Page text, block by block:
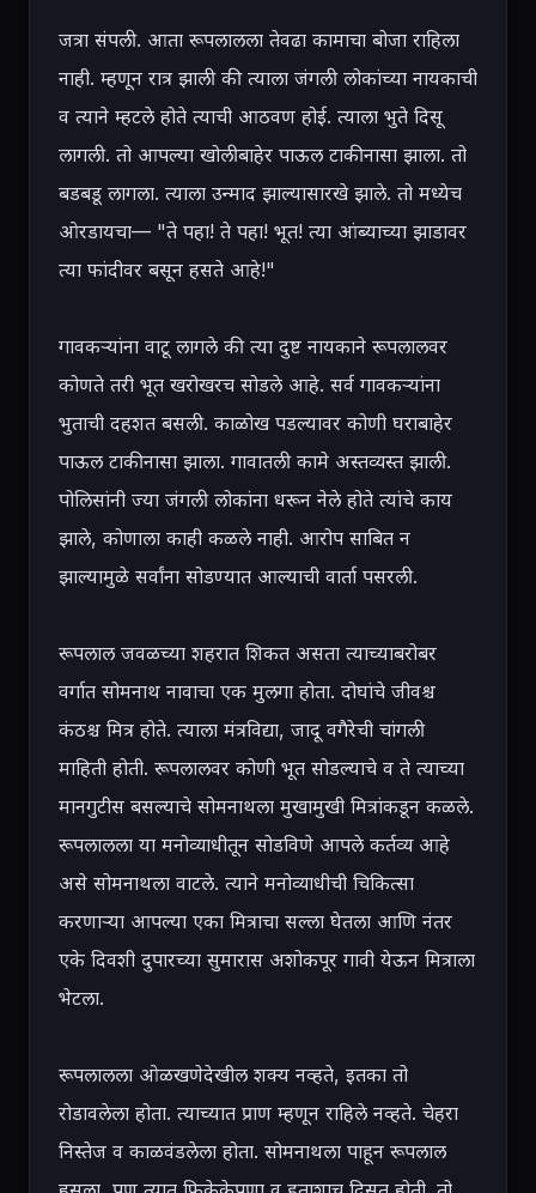
जत्रा संपली. आता रूपलालला तेवढा कामाचा बोजा राहिला
नाही. म्हणून रात्र झाली की त्याला जंगली लोकांच्या नायकाची
व त्याने म्हटले होते त्याची आठवण होई. त्याला भुते दिसू
लागली. तो आपल्या खोलीबाहेर पाऊल टाकीनासा झाला. तो
बडबडू लागला. त्याला उन्माद झाल्यासारखे झाले. तो मध्येच
ओरडायचा— "ते पहा! ते पहा! भूत! त्या आंब्याच्या झाडावर
त्या फांदीवर बसून हसते आहे!"
गावकऱ्यांना वाटू लागले की त्या दुष्ट नायकाने रूपलालवर
कोणते तरी भूत खरोखरच सोडले आहे. सर्व गावकऱ्यांना
भुताची दहशत बसली. काळोख पडल्यावर कोणी घराबाहेर
पाऊल टाकीनासा झाला. गावातली कामे अस्तव्यस्त झाली.
पोलिसांनी ज्या जंगली लोकांना धरून नेले होते त्यांचे काय
झाले, कोणाला काही कळले नाही. आरोप साबित न
झाल्यामुळे सर्वांना सोडण्यात आल्याची वार्ता पसरली.
रूपलाल जवळच्या शहरात शिकत असता त्याच्याबरोबर
वर्गात सोमनाथ नावाचा एक मुलगा होता. दोघांचे जीवश्च
कंठश्च मित्र होते. त्याला मंत्रविद्या, जादू वगैरेची चांगली
माहिती होती. रूपलालवर कोणी भूत सोडल्याचे व ते त्याच्या
मानगुटीस बसल्याचे सोमनाथला मुखामुखी मित्रांकडून कळले.
रूपलालला या मनोव्याधीतून सोडविणे आपले कर्तव्य आहे
असे सोमनाथला वाटले. त्याने मनोव्याधीची चिकित्सा
करणाऱ्या आपल्या एका मित्राचा सल्ला घेतला आणि नंतर
एके दिवशी दुपारच्या सुमारास अशोकपूर गावी येऊन मित्राला
भेटला.
रूपलालला ओळखणेदेखील शक्य नव्हते, इतका तो
रोडावलेला होता. त्याच्यात प्राण म्हणून राहिले नव्हते. चेहरा
निस्तेज व काळवंडलेला होता. सोमनाथला पाहून रूपलाल